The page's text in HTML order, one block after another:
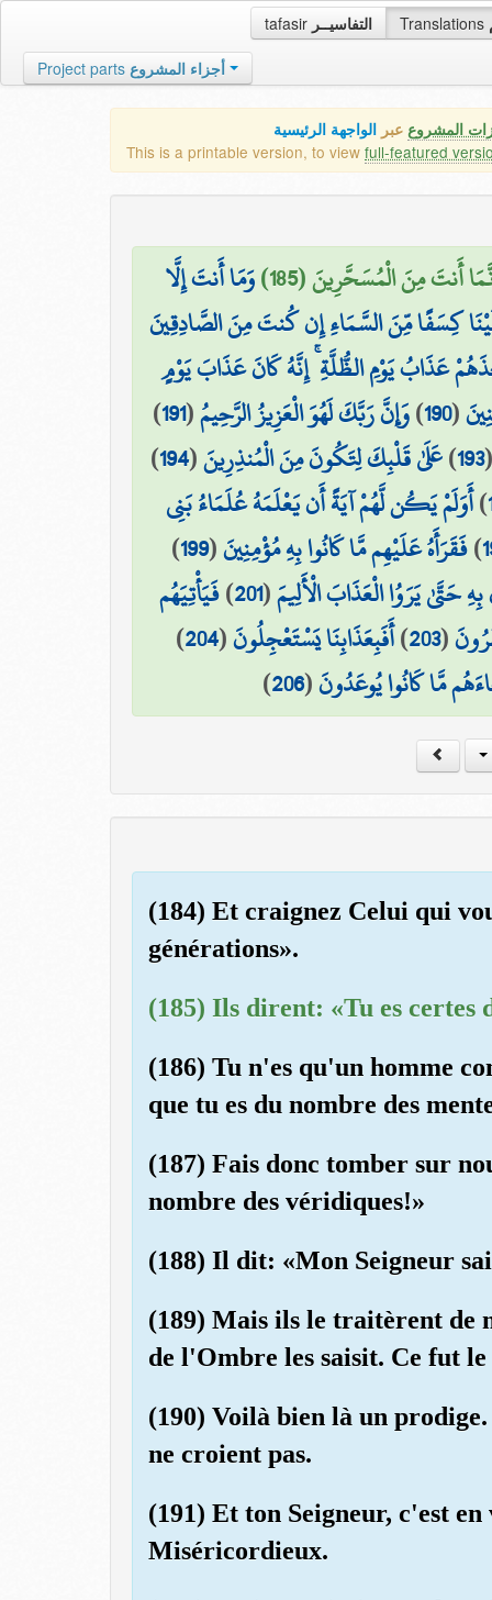
tafasir التفاسيــر Translations
Project parts أجزاء المشروع
المشروع عبر الواجهة الرئيسية
This is a printable version, to view full-featured
أَنتَ مِنَ الْمُسَحَّرِينَ (185)
وَمَا أَنتَ إِلَّا
كِسَفًا مِّنَ السَّمَاءِ إِن كُنتَ مِنَ الصَّادِقِينَ
عَذَابُ يَوْمِ الظُّلَّةِ ۚ إِنَّهُ كَانَ عَذَابَ يَوْمٍ
(
190
)وَإِنَّ رَبَّكَ لَهُوَ الْعَزِيزُ الرَّحِيمُ(
191
)
193
)عَلَىٰ قَلْبِكَ لِتَكُونَ مِنَ الْمُنذِرِينَ(
194
)
)أَوَلَمْ يَكُن لَّهُمْ آيَةً أَن يَعْلَمَهُ عُلَمَاءُ بَنِي
)فَقَرَأَهُ عَلَيْهِم مَّا كَانُوا بِهِ مُؤْمِنِينَ(
199
)
حَتَّىٰ يَرَوُا الْعَذَابَ الْأَلِيمَ(
201
)فَيَأْتِيَهُم
(
203
)أَفَبِعَذَابِنَا يَسْتَعْجِلُونَ(
204
)
مَّا كَانُوا يُوعَدُونَ(
206
)
(184) Et craignez Celui qui
générations».
(185) Ils dirent: «Tu es certes
(186) Tu n'es qu'un homme
que tu es du nombre des
(187) Fais donc tomber sur
nombre des véridiques!»
(188) Il dit: «Mon Seigneur
(189) Mais ils le traitèrent de
de l'Ombre les saisit. Ce fut
(190) Voilà bien là un
ne croient pas.
(191) Et ton Seigneur, c'est
Miséricordieux.